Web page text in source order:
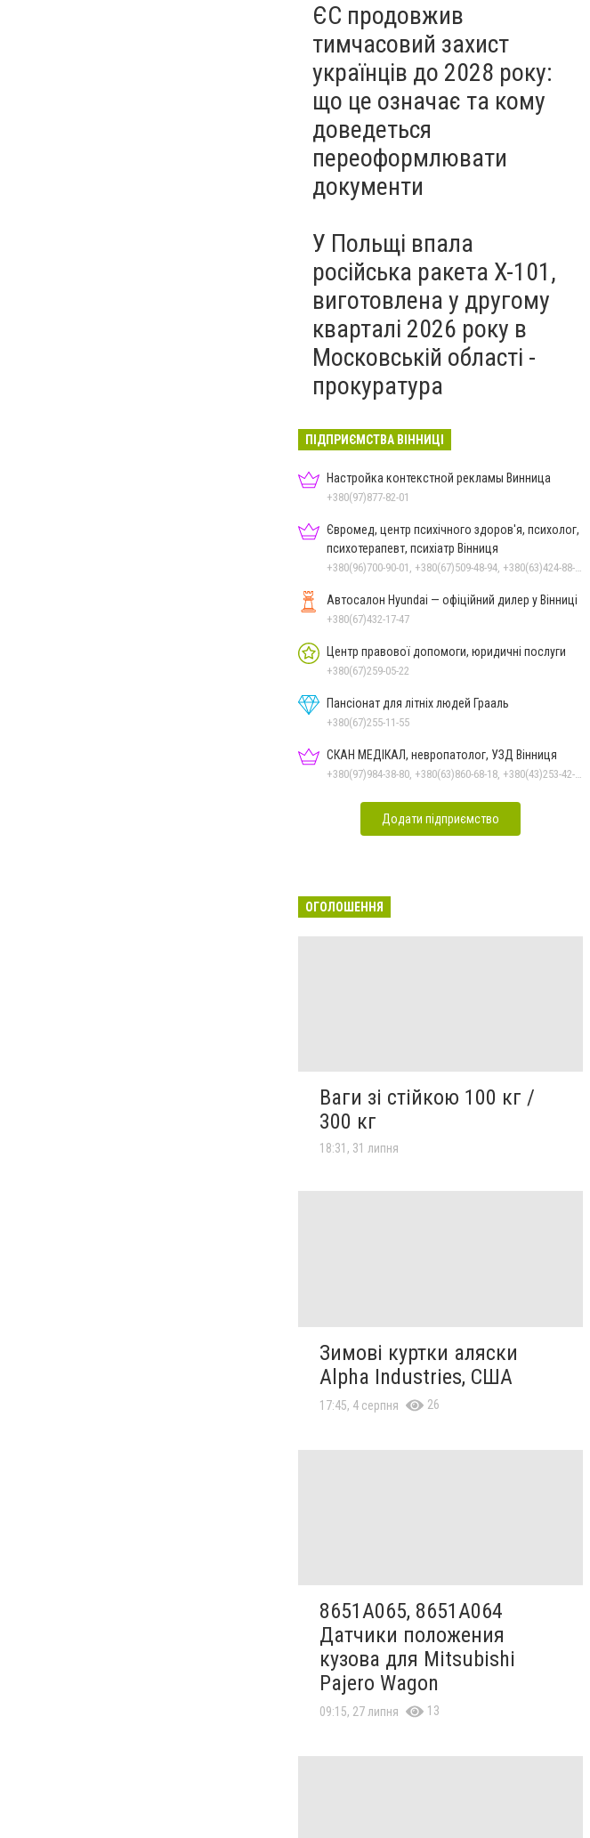
ЄС продовжив
тимчасовий захист
українців до 2028 року:
що це означає та кому
доведеться
переоформлювати
документи
У Польщі впала
російська ракета X-101,
виготовлена у другому
кварталі 2026 року в
Московській області -
прокуратура
ПІДПРИЄМСТВА ВІННИЦІ
Настройка контекстной рекламы Винница
+380(97)877-82-01
Євромед, центр психічного здоров'я, психолог,
психотерапевт, психіатр Вінниця
+380(96)700-90-01, +380(67)509-48-94, +380(63)424-88-30
Автосалон Hyundai — офіційний дилер у Вінниці
+380(67)432-17-47
Центр правової допомоги, юридичні послуги
+380(67)259-05-22
Пансіонат для літніх людей Грааль
+380(67)255-11-55
СКАН МЕДІКАЛ, невропатолог, УЗД Вінниця
+380(97)984-38-80, +380(63)860-68-18, +380(43)253-42-51
Додати підприємство
ОГОЛОШЕННЯ
Ваги зі стійкою 100 кг /
300 кг
18:31, 31 липня
Зимові куртки аляски
Alpha Industries, США
17:45, 4 серпня 26
8651A065, 8651A064
Датчики положения
кузова для Mitsubishi
Pajero Wagon
09:15, 27 липня 13